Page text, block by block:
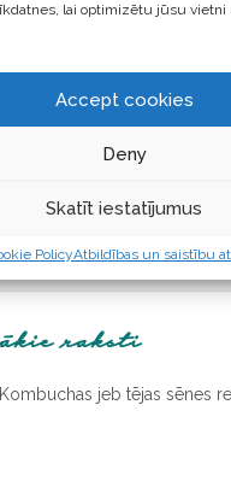
lai optimizētu jūsu
Accept cookies
Deny
Skatīt iestatījumus
PolicyAtbildības un saistību
VĀRDU,
UN VIETNI
raksti
Kombuchas jeb tējas sēnes